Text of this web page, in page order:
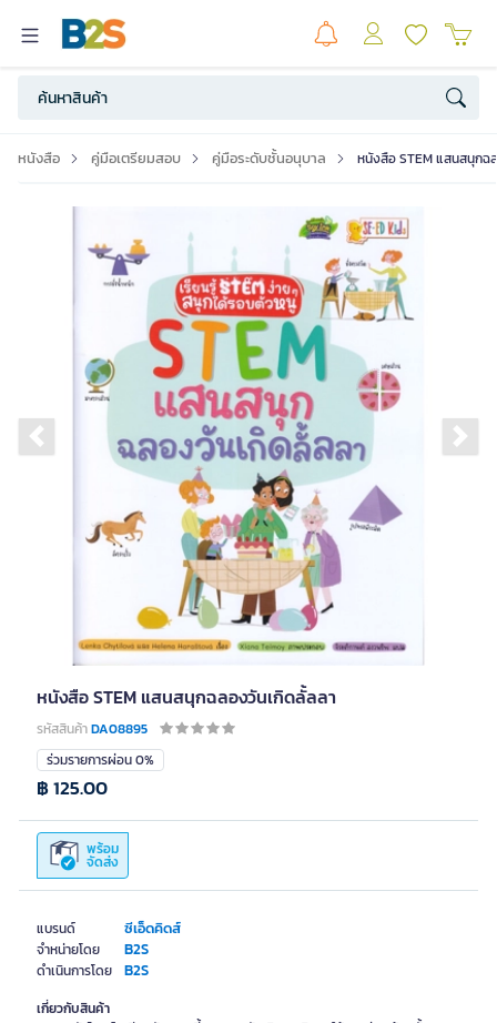
หนังสือ คู่มือเตรียมสอบ คู่มือระดับชั้นอนุบาล หนังสือ STEM แสนสนุกฉ
Previous slide
หนังสือ STEM แสนสนุกฉลองวันเกิดลั้ลลา
รหัสสินค้าDA08895
แบรนด์ ซีเอ็ดคิดส์
จำหน่ายโดย B2S
ดำเนินการโดย B2S
ร่วมรายการผ่อน 0%
พร้อม
จัดส่ง
฿ 125.00
เกี่ยวกับสินค้า